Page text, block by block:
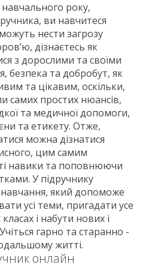
року,
ви навчитеся
нести загрозу
дізнаєтесь як
з дорослими та своїми
безпека та добробут, як
та цікавим, оскільки,
самих простих нюансів,
та медичної допомоги,
та етикету. Отже,
можна дізнатися
цим самим
навики та поповнюючи
У підручнику
який допоможе
усі теми, пригадати усе
і набути нових і
гарно та старанно -
житті.
онлайн